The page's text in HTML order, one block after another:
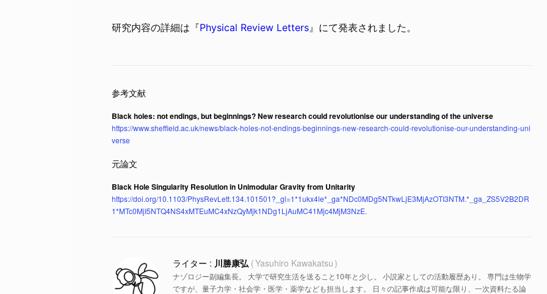
研究内容の詳細は『Physical Review Letters 』にて発表されました。
Black holes: not endings, but beginnings? New research could revolutionise our understanding of the universe
https://www.sheffield.ac.uk/news/black-holes-not-endings-beginnings-new-research-could-revolutionise-our-understanding-uni
verse
Black Hole Singularity Resolution in Unimodular Gravity from Unitarity
https://doi.org/10.1103/PhysRevLett.134.101501?_gl=1*1ukx4le*_ga*NDc0MDg5NTkwLjE3MjAzOTI3NTM.*_ga_ZS5V2B2DR
1*MTc0MjI5NTQ4NS4xMTEuMC4xNzQyMjk1NDg1LjAuMC41Mjc4MjM3NzE.
川勝康弘 Yasuhiro Kawakatsu
ナゾロジー副編集長。 大学で研究生活を送ること10年と少し。 小説家としての活動履歴あり。 専門は生物学
ですが、量子力学・社会学・医学・薬学なども担当します。 日々の記事作成は可能な限り、一次資料たる論